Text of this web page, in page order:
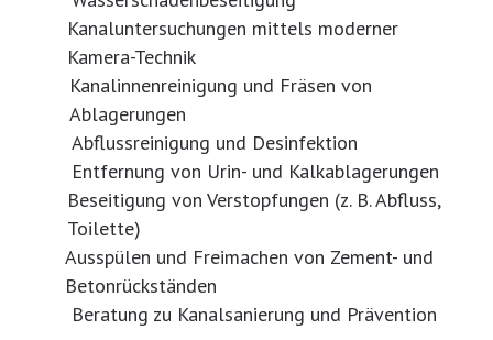
Kanaluntersuchungen mittels moderner
Kamera-Technik
Kanalinnenreinigung und Fräsen von
Ablagerungen
Abflussreinigung und Desinfektion
Entfernung von Urin- und Kalkablagerungen
Beseitigung von Verstopfungen (z. B. Abfluss,
Toilette)
Ausspülen und Freimachen von Zement- und
Betonrückständen
Beratung zu Kanalsanierung und Prävention